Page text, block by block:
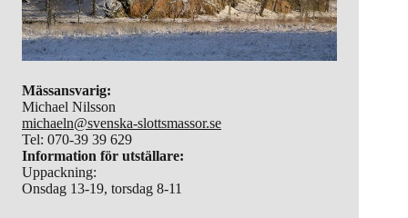
Mässansvarig:
Michael Nilsson
michaeln@svenska-slottsmassor.se
Tel: 070-39 39 629
Information för utställare:
Uppackning:
Onsdag 13-19, torsdag 8-11